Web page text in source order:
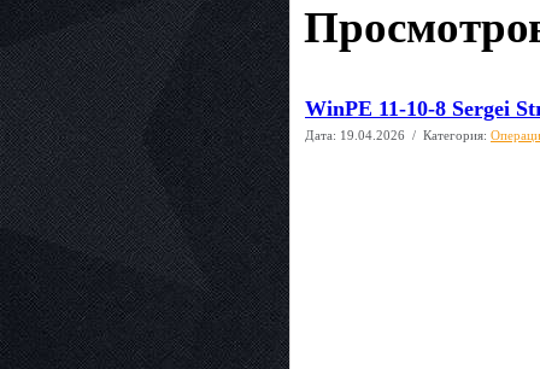
WinPE 11-10-8 Sergei
Дата: 19.04.2026 / Категория: